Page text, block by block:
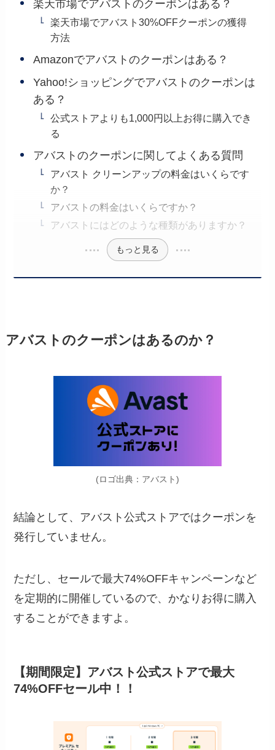
楽天市場でアバストのクーポンはある？
楽天市場でアバスト30%OFFクーポンの獲得
方法
Amazonでアバストのクーポンはある？
Yahoo!ショッピングでアバストのクーポンは
ある？
公式ストアよりも1,000円以上お得に購入でき
る
アバストのクーポンに関してよくある質問
アバスト クリーンアップの料金はいくらです
か？
アバストの料金はいくらですか？
アバストにはどのような種類がありますか？
もっと見る
アバストのクーポンはあるのか？
(ロゴ出典：アバスト)
結論として、アバスト公式ストアではクーポンを
発行していません。
ただし、セールで最大74%OFFキャンペーンなど
を定期的に開催しているので、かなりお得に購入
することができますよ。
【期間限定】アバスト公式ストアで最大
74%OFFセール中！！